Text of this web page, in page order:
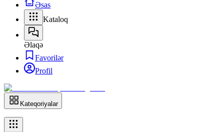
Əsas
Kataloq
Əlaqə
Favorilər
Profil
Kateqoriyalar